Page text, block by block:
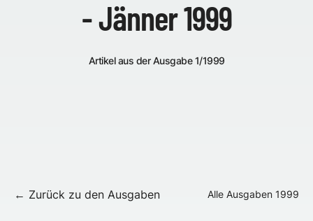
- Jänner 1999
Artikel aus der Ausgabe 1/1999
← Zurück zu den Ausgaben Alle Ausgaben 1999